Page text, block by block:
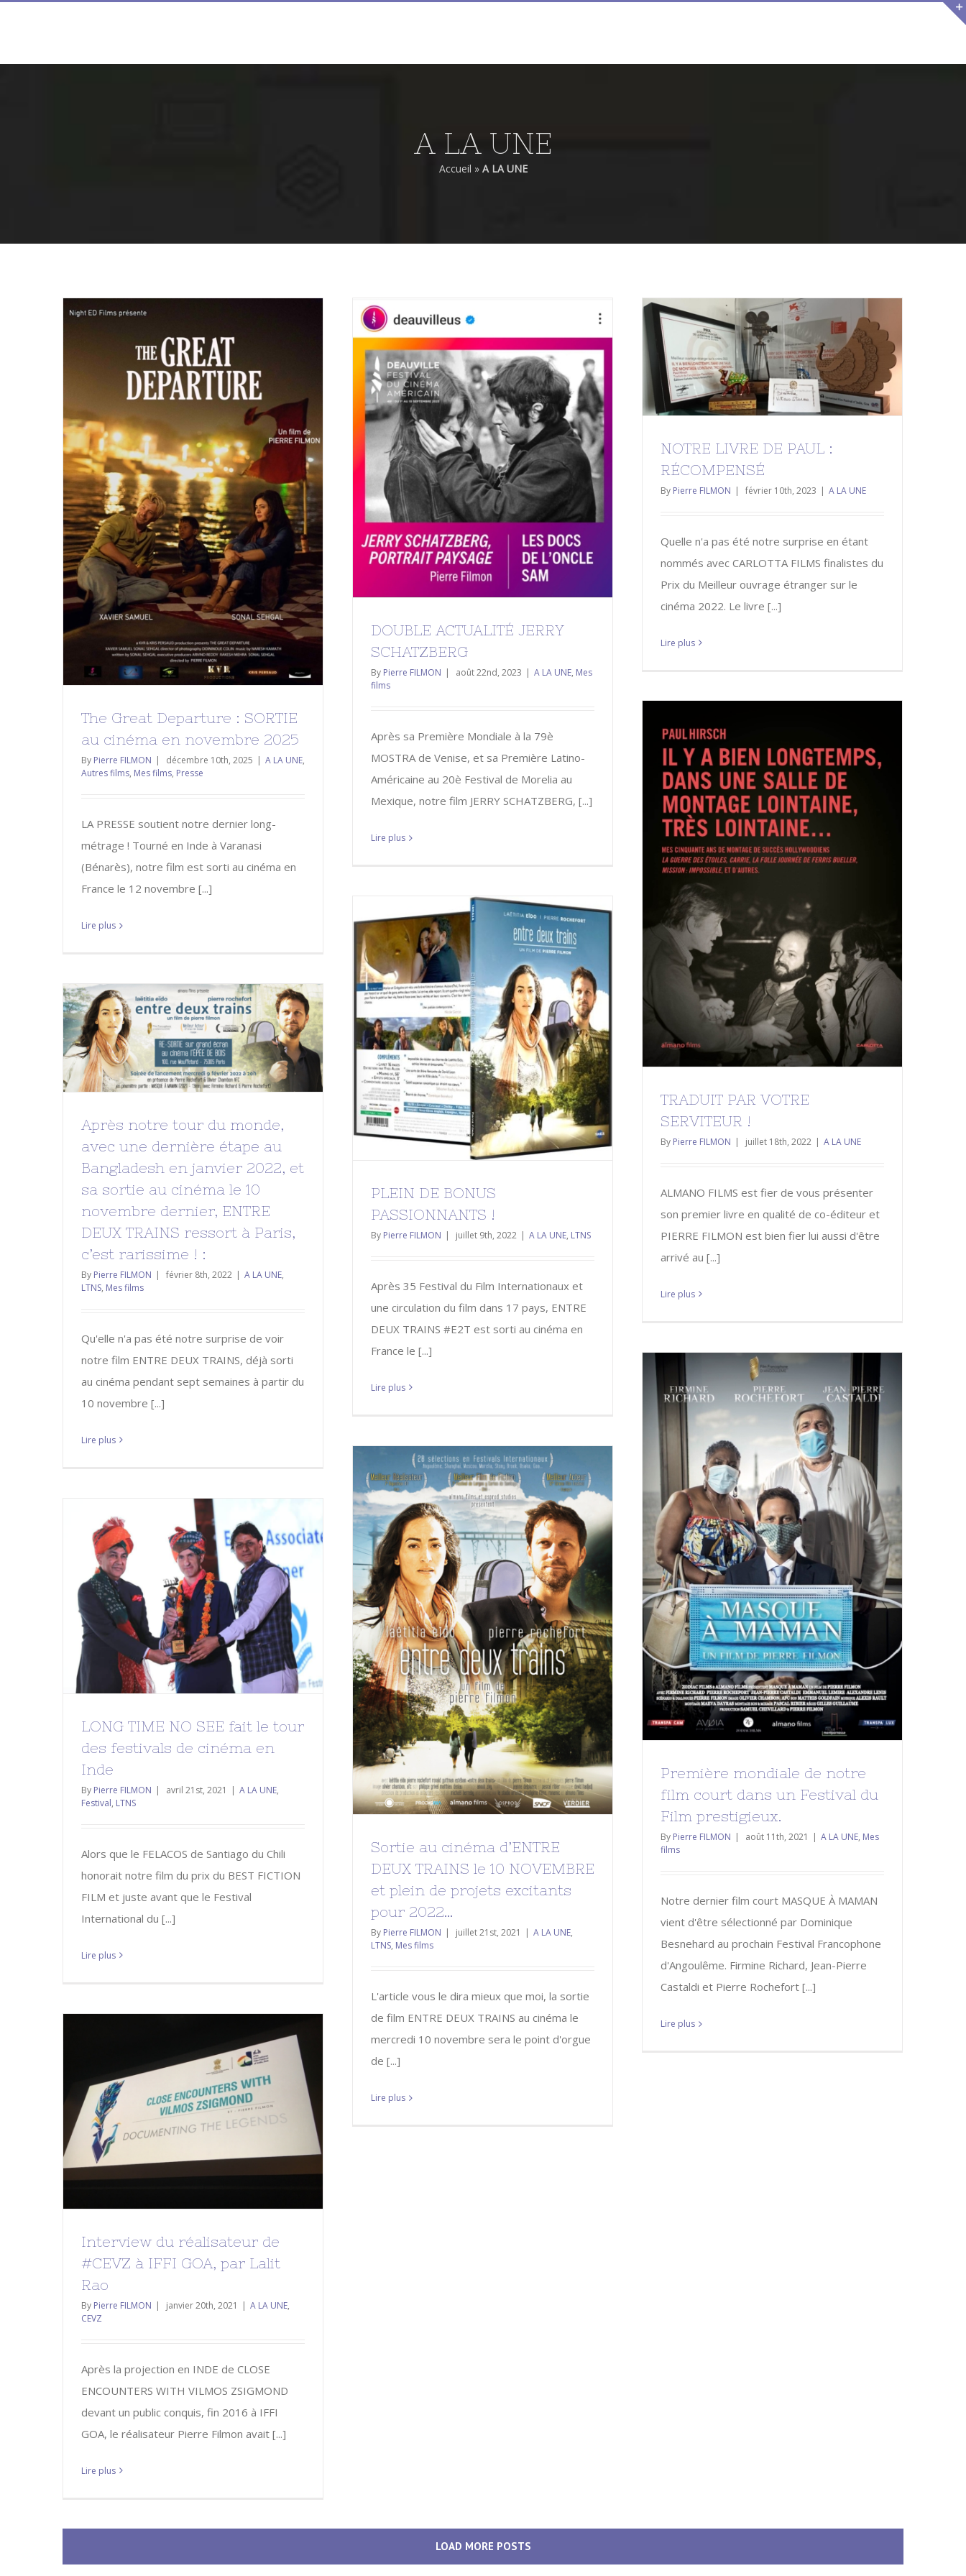
A LA UNE
Accueil » A LA UNE
The Great Departure : SORTIE au
cinéma en novembre 2025
A LA UNE Autres films Mes films Presse
The Great Departure : SORTIE
au cinéma en novembre 2025
By Pierre FILMON | décembre 10th, 2025 | A LA UNE,
Autres films, Mes films, Presse
LA PRESSE soutient notre dernier long-
métrage ! Tourné en Inde à Varanasi
(Bénarès), notre film est sorti au cinéma en
France le 12 novembre [...]
Lire plus
DOUBLE ACTUALITÉ JERRY
SCHATZBERG
A LA UNE Mes films
DOUBLE ACTUALITÉ JERRY
SCHATZBERG
By Pierre FILMON | août 22nd, 2023 | A LA UNE, Mes
films
Après sa Première Mondiale à la 79è
MOSTRA de Venise, et sa Première Latino-
Américaine au 20è Festival de Morelia au
Mexique, notre film JERRY SCHATZBERG, [...]
Lire plus
NOTRE LIVRE DE PAUL :
RÉCOMPENSÉ
A LA UNE
NOTRE LIVRE DE PAUL :
RÉCOMPENSÉ
By Pierre FILMON | février 10th, 2023 | A LA UNE
Quelle n'a pas été notre surprise en étant
nommés avec CARLOTTA FILMS finalistes du
Prix du Meilleur ouvrage étranger sur le
cinéma 2022. Le livre [...]
Lire plus
TRADUIT PAR VOTRE SERVITEUR !
A LA UNE
TRADUIT PAR VOTRE
SERVITEUR !
By Pierre FILMON | juillet 18th, 2022 | A LA UNE
ALMANO FILMS est fier de vous présenter
son premier livre en qualité de co-éditeur et
PIERRE FILMON est bien fier lui aussi d'être
arrivé au [...]
Lire plus
PLEIN DE BONUS PASSIONNANTS
!
A LA UNE LTNS
PLEIN DE BONUS
PASSIONNANTS !
By Pierre FILMON | juillet 9th, 2022 | A LA UNE, LTNS
Après 35 Festival du Film Internationaux et
une circulation du film dans 17 pays, ENTRE
DEUX TRAINS #E2T est sorti au cinéma en
France le [...]
Lire plus
Après notre tour du monde, avec
une dernière étape au
Bangladesh en janvier 2022, et sa
sortie au cinéma le 10 novembre
ressort à Paris, c’est rarissime ! :
A LA UNE LTNS Mes films
Après notre tour du monde,
avec une dernière étape au
Bangladesh en janvier 2022, et
sa sortie au cinéma le 10
novembre dernier, ENTRE
DEUX TRAINS ressort à Paris,
c’est rarissime ! :
By Pierre FILMON | février 8th, 2022 | A LA UNE,
LTNS, Mes films
Qu'elle n'a pas été notre surprise de voir
notre film ENTRE DEUX TRAINS, déjà sorti
au cinéma pendant sept semaines à partir du
10 novembre [...]
Lire plus
Première mondiale de notre film
court dans un Festival du Film
prestigieux.
A LA UNE Mes films
Première mondiale de notre
film court dans un Festival du
Film prestigieux.
By Pierre FILMON | août 11th, 2021 | A LA UNE, Mes
films
Notre dernier film court MASQUE À MAMAN
vient d'être sélectionné par Dominique
Besnehard au prochain Festival Francophone
d'Angoulême. Firmine Richard, Jean-Pierre
Castaldi et Pierre Rochefort [...]
Lire plus
Sortie au cinéma d’ENTRE DEUX
TRAINS le 10 NOVEMBRE et plein
de projets excitants pour 2022…
A LA UNE LTNS Mes films
Sortie au cinéma d’ENTRE
DEUX TRAINS le 10 NOVEMBRE
et plein de projets excitants
pour 2022…
By Pierre FILMON | juillet 21st, 2021 | A LA UNE,
LTNS, Mes films
L'article vous le dira mieux que moi, la sortie
de film ENTRE DEUX TRAINS au cinéma le
mercredi 10 novembre sera le point d'orgue
de [...]
Lire plus
LONG TIME NO SEE fait le tour
des festivals de cinéma en Inde
A LA UNE Festival LTNS
LONG TIME NO SEE fait le tour
des festivals de cinéma en
Inde
By Pierre FILMON | avril 21st, 2021 | A LA UNE,
Festival, LTNS
Alors que le FELACOS de Santiago du Chili
honorait notre film du prix du BEST FICTION
FILM et juste avant que le Festival
International du [...]
Lire plus
Interview du réalisateur de
#CEVZ à IFFI GOA, par Lalit Rao
Interview du réalisateur de
#CEVZ à IFFI GOA, par Lalit
Rao
By Pierre FILMON | janvier 20th, 2021 | A LA UNE,
CEVZ
Après la projection en INDE de CLOSE
ENCOUNTERS WITH VILMOS ZSIGMOND
devant un public conquis, fin 2016 à IFFI
GOA, le réalisateur Pierre Filmon avait [...]
Lire plus
LOAD MORE POSTS